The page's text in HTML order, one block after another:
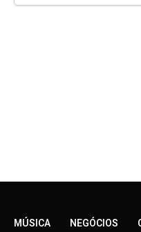
MÚSICA NEGÓCIOS